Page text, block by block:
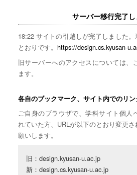
サーバー移行完了
18:22 サイトの引越しが完了しました
とおりです。 https://design.cs.kyusan-
旧サーバーへのアクセスについては、
ます。
各自のブックマーク、サイト内でのリ
ご自身のブラウザで、学科サイト個人
れていた方、URLが以下のとおり変更
願いします。
旧：design.kyusan-u.ac.jp
新：design.cs.kyusan-u.ac.jp